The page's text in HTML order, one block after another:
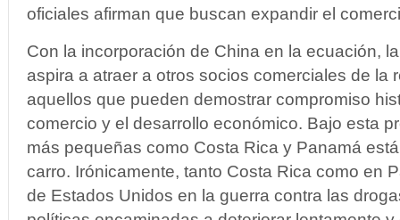
oficiales afirman que buscan expandir el
Con la incorporación de China en la ecuación,
aspira a atraer a otros socios comerciales de la
aquellos que pueden demostrar compromiso
comercio y el desarrollo económico. Bajo esta
más pequeñas como Costa Rica y Panamá
carro. Irónicamente, tanto Costa Rica como en
de Estados Unidos en la guerra contra las